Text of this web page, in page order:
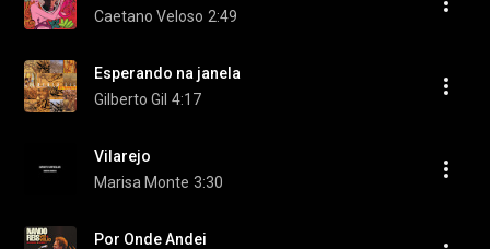
Caetano Veloso 2:49
Esperando na janela
Gilberto Gil 4:17
Vilarejo
Marisa Monte 3:30
Por Onde Andei